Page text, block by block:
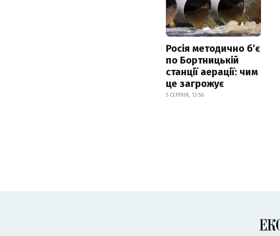
Росія методично б’є
по Бортницькій
станції аерації: чим
це загрожує
5 СЕРПНЯ, 13:50